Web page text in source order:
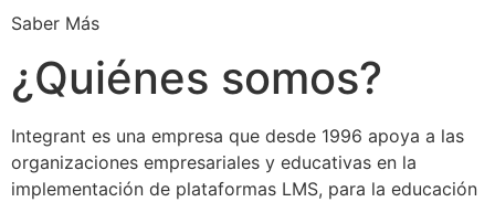
Saber Más
¿Quiénes somos?
Integrant es una empresa que desde 1996 apoya a las
organizaciones empresariales y educativas en la
implementación de plataformas LMS, para la educación